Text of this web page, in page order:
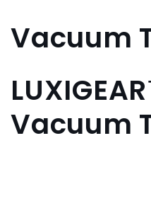
C
o
l
l
Vacuum
Vacuum